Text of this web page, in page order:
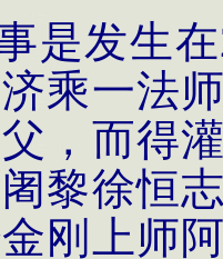
是发生在
乘一法
，而得
黎徐恒
刚上师